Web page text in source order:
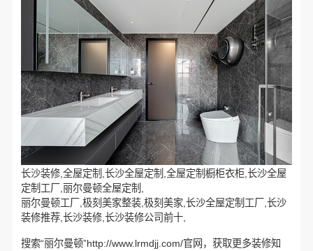
长沙装修,全屋定制,长沙全屋定制,全屋定制橱柜衣柜,长沙全屋
定制工厂,丽尔曼顿全屋定制,
丽尔曼顿工厂,极刻美家整装,极刻美家,长沙全屋定制工厂,长沙
装修推荐,长沙装修,长沙装修公司前十,
搜索“丽尔曼顿”http://www.lrmdjj.com/官网，获取更多装修知